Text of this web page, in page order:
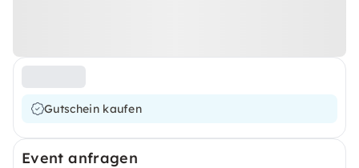
Gutschein kaufen
Event anfragen